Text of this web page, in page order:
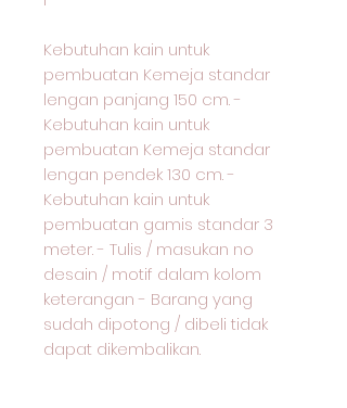
Kebutuhan kain untuk
pembuatan Kemeja standar
lengan panjang 150 cm. -
Kebutuhan kain untuk
pembuatan Kemeja standar
lengan pendek 130 cm. -
Kebutuhan kain untuk
pembuatan gamis standar 3
meter. - Tulis / masukan no
desain / motif dalam kolom
keterangan - Barang yang
sudah dipotong / dibeli tidak
dapat dikembalikan.